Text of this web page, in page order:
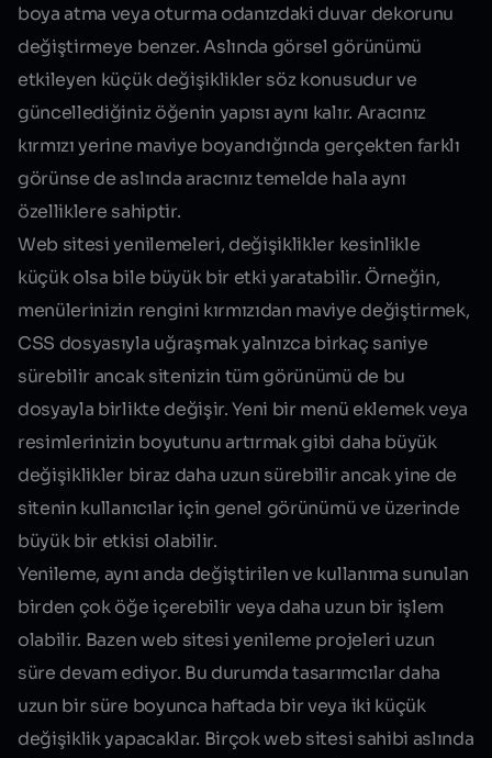
boya atma veya oturma odanızdaki duvar dekorunu
değiştirmeye benzer. Aslında görsel görünümü
etkileyen küçük değişiklikler söz konusudur ve
güncellediğiniz öğenin yapısı aynı kalır. Aracınız
kırmızı yerine maviye boyandığında gerçekten farklı
görünse de aslında aracınız temelde hala aynı
özelliklere sahiptir.
Web sitesi yenilemeleri, değişiklikler kesinlikle
küçük olsa bile büyük bir etki yaratabilir. Örneğin,
menülerinizin rengini kırmızıdan maviye değiştirmek,
CSS dosyasıyla uğraşmak yalnızca birkaç saniye
sürebilir ancak sitenizin tüm görünümü de bu
dosyayla birlikte değişir. Yeni bir menü eklemek veya
resimlerinizin boyutunu artırmak gibi daha büyük
değişiklikler biraz daha uzun sürebilir ancak yine de
sitenin kullanıcılar için genel görünümü ve üzerinde
büyük bir etkisi olabilir.
Yenileme, aynı anda değiştirilen ve kullanıma sunulan
birden çok öğe içerebilir veya daha uzun bir işlem
olabilir. Bazen web sitesi yenileme projeleri uzun
süre devam ediyor. Bu durumda tasarımcılar daha
uzun bir süre boyunca haftada bir veya iki küçük
değişiklik yapacaklar. Birçok web sitesi sahibi aslında